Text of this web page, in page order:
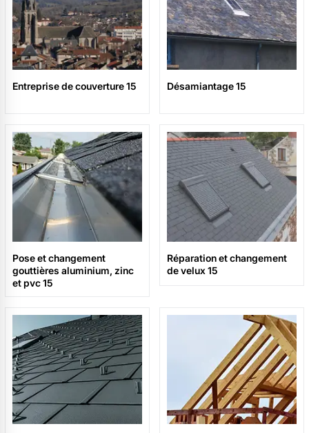
Entreprise de couverture 15 Désamiantage 15
Pose et changement
gouttières aluminium, zinc
et pvc 15
Réparation et changement
de velux 15